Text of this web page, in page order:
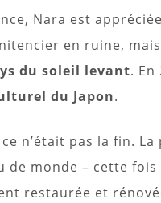
Nara est
en ruine,
du soleil levant. En
du Japon.
ce n’était pas la fin.
de monde – cette
restaurée et